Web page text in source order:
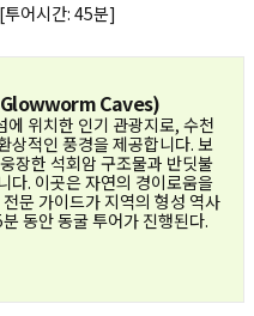
어시간: 45분]
Glowworm Caves)
위치한 인기 관광지로, 수천
상적인 풍경을 제공합니다. 보
장한 석회암 구조물과 반딧불
다. 이곳은 자연의 경이로움을
문 가이드가 지역의 형성 역사
동안 동굴 투어가 진행된다.